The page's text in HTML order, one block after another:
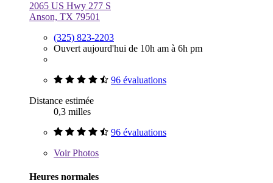
2065 US Hwy 277 S
Anson, TX 79501
(325) 823-2203
Ouvert aujourd'hui de 10h am à 6h pm
96 évaluations
Distance estimée
0,3 milles
96 évaluations
VoirPhotos
Heures normales